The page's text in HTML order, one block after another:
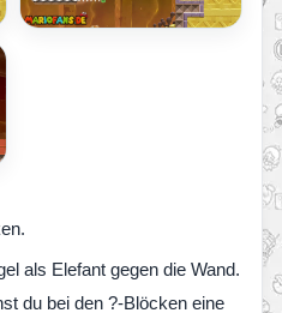
als Elefant gegen die Wand.
du bei den ?-Blöcken eine